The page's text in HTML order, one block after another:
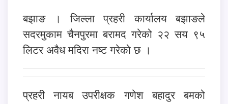
बझाङ । जिल्ला प्रहरी कार्यालय बझाङले
सदरमुकाम चैनपुरमा बरामद गरेको २२ सय ९५
लिटर अवैध मदिरा नष्ट गरेको छ ।
प्रहरी नायब उपरीक्षक गणेश बहादुर बमको